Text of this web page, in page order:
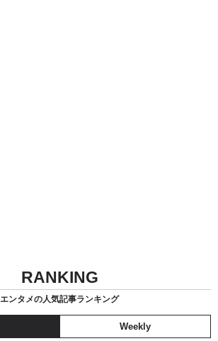
RANKING
エンタメの人気記事ランキング
Weekly